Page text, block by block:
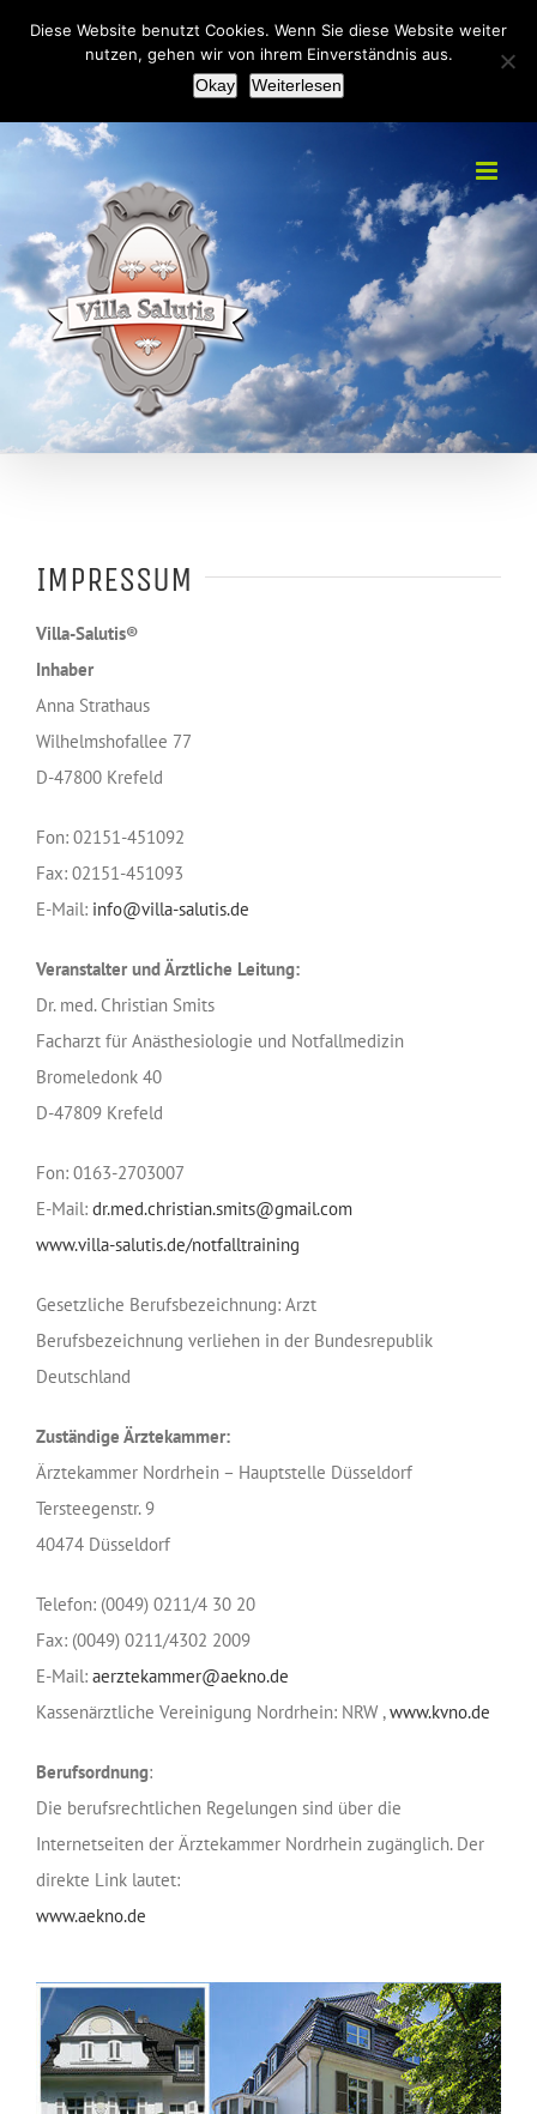
+49(0)2151 451092 info@villa-salutis.de
Facebook
IMPRESSUM
Villa-Salutis®
Inhaber
Anna Strathaus
Wilhelmshofallee 77
D-47800 Krefeld
Fon: 02151-451092
Fax: 02151-451093
E-Mail: info@villa-salutis.de
Veranstalter und Ärztliche Leitung:
Dr. med. Christian Smits
Facharzt für Anästhesiologie und Notfallmedizin
Bromeledonk 40
D-47809 Krefeld
Fon: 0163-2703007
E-Mail: dr.med.christian.smits@gmail.com
www.villa-salutis.de/notfalltraining
Gesetzliche Berufsbezeichnung: Arzt
Berufsbezeichnung verliehen in der Bundesrepublik
Deutschland
Zuständige Ärztekammer:
Ärztekammer Nordrhein – Hauptstelle Düsseldorf
Tersteegenstr. 9
40474 Düsseldorf
Telefon: (0049) 0211/4 30 20
Fax: (0049) 0211/4302 2009
E-Mail: aerztekammer@aekno.de
Kassenärztliche Vereinigung Nordrhein: NRW ,www.kvno.de
Berufsordnung:
Die berufsrechtlichen Regelungen sind über die
Internetseiten der Ärztekammer Nordrhein zugänglich. Der
direkte Link lautet:
www.aekno.de
Diese Website benutzt Cookies. Wenn Sie diese Website weiter
nutzen, gehen wir von ihrem Einverständnis aus.
Okay
Weiterlesen